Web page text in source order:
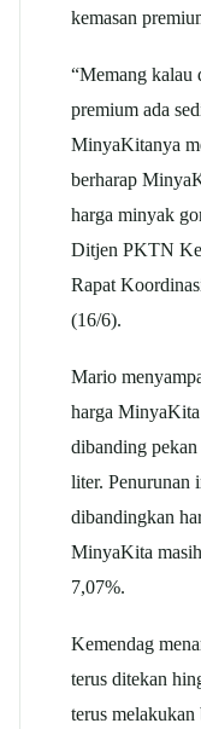
kemasan
“Memang kalau
premium ada
MinyaKitanya
berharap
harga minyak
Ditjen PKTN
Rapat
(16/6).
Mario
harga MinyaKita
dibanding
liter. Penurunan
dibandingkan
MinyaKita
7,07%.
Kemendag
terus ditekan
terus melakukan